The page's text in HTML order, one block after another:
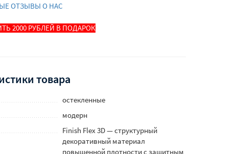
ОТЗЫВЫ О НАС
2000 РУБЛЕЙ В ПОДАРОК
товара
остекленные
модерн
Finish Flex 3D — структурный
декоративный материал
повышенной плотности с защитным